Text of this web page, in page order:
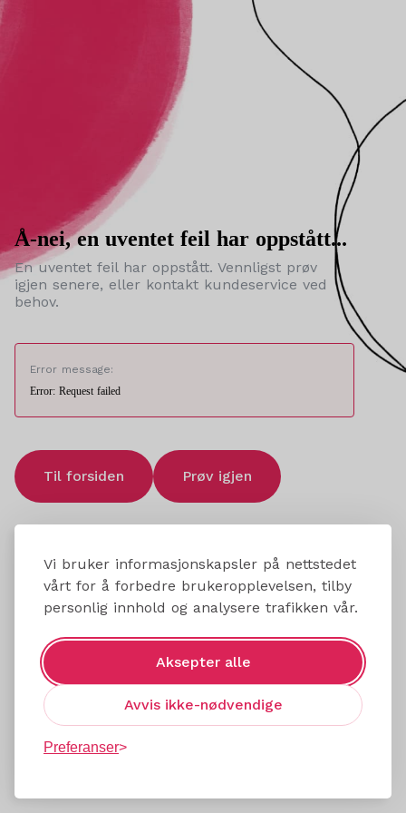
Vi bruker informasjonskapsler på nettstedet
vårt for å forbedre brukeropplevelsen, tilby
personlig innhold og analysere trafikken vår.
Aksepter alle
Avvis ikke-nødvendige
Preferanser
Å-nei, en uventet feil har oppstått...
En uventet feil har oppstått. Vennligst prøv
igjen senere, eller kontakt kundeservice ved
behov.
Error message:
Error: Request failed
Til forsiden Prøv igjen